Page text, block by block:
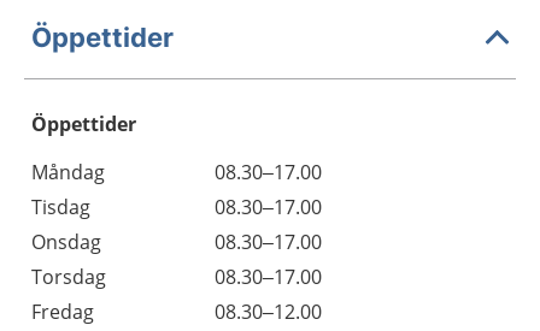
Öppettider
Öppettider
Dag
Öppettider
Kommentarer
Måndag
08.30–17.00
Tisdag
08.30–17.00
Onsdag
08.30–17.00
Torsdag
08.30–17.00
Fredag
08.30–12.00